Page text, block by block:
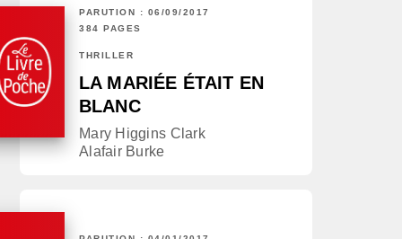
PARUTION : 06/09/2017
384 PAGES
THRILLER
LA MARIÉE ÉTAIT EN
BLANC
Mary Higgins Clark
Alafair Burke